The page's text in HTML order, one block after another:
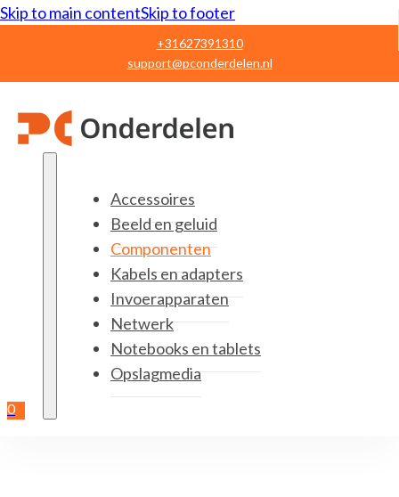
Skip to main contentSkip to footer
+31627391310
support@pconderdelen.nl
0
Accessoires
Beeld en geluid
Componenten
Kabels en adapters
Invoerapparaten
Netwerk
Notebooks en tablets
Opslagmedia